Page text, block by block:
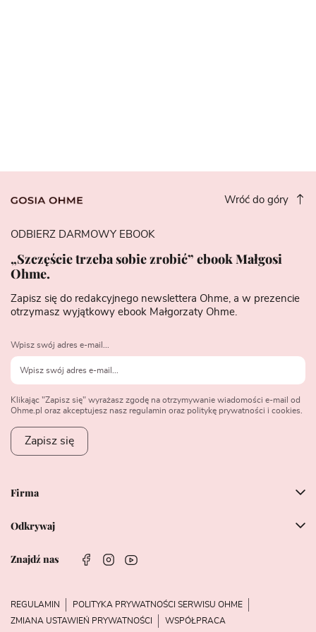
Wróć do góry
Firma
Odkrywaj
Znajdź nas
ODBIERZ DARMOWY EBOOK
„Szczęście trzeba sobie zrobić” ebook Małgosi
Ohme.
Zapisz się do redakcyjnego newslettera Ohme, a w prezencie
otrzymasz wyjątkowy ebook Małgorzaty Ohme.
Wpisz swój adres e-mail...
Klikając "Zapisz się" wyrażasz zgodę na otrzymywanie wiadomości e-mail od
Ohme.pl oraz akceptujesz nasz regulamin oraz politykę prywatności i cookies.
Zapisz się
REGULAMIN
POLITYKA PRYWATNOŚCI SERWISU OHME
ZMIANA USTAWIEŃ PRYWATNOŚCI
WSPÓŁPRACA